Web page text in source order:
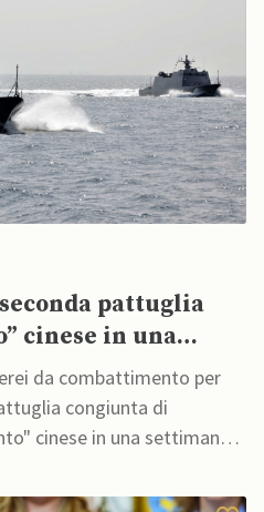
pattuglia
cinese in una
e aerei per
da combattimento per
congiunta di
cinese in una settimana